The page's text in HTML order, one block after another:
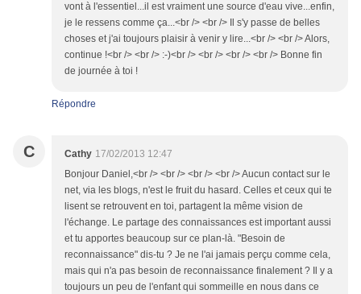
vont à l'essentiel...il est vraiment une source d'eau vive...enfin,
je le ressens comme ça...<br /> <br /> Il s'y passe de belles
choses et j'ai toujours plaisir à venir y lire...<br /> <br /> Alors,
continue !<br /> <br /> :-)<br /> <br /> <br /> <br /> Bonne fin
de journée à toi !
Répondre
C Cathy 17/02/2013 12:47
Bonjour Daniel,<br /> <br /> <br /> <br /> Aucun contact sur le
net, via les blogs, n'est le fruit du hasard. Celles et ceux qui te
lisent se retrouvent en toi, partagent la même vision de
l'échange. Le partage des connaissances est important aussi
et tu apportes beaucoup sur ce plan-là. "Besoin de
reconnaissance" dis-tu ? Je ne l'ai jamais perçu comme cela,
mais qui n'a pas besoin de reconnaissance finalement ? Il y a
toujours un peu de l'enfant qui sommeille en nous dans ce